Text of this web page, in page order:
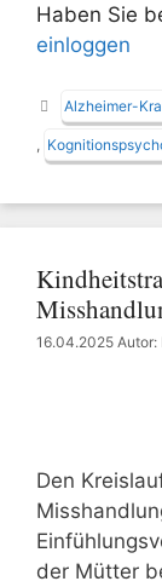
Haben Sie
einloggen
Schlagwörter
Alzheimer-
16.04.2025 Autor:
Den
der Mütter